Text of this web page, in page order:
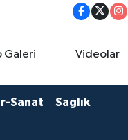
Galeri Videolar
Sanat Sağlık